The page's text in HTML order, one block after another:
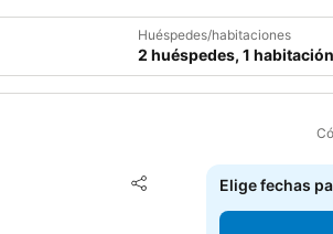
Huéspedes/habitaciones
2 huéspedes, 1 habitación
Compartir
Agregar a favoritos
Elige fechas